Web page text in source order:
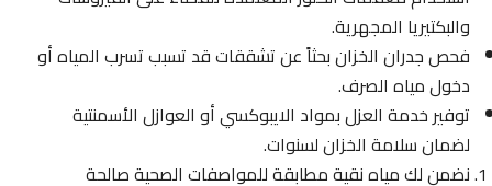
والبكتيريا المجهرية.
فحص جدران الخزان بحثاً عن تشققات قد تسبب تسرب المياه أو
دخول مياه الصرف.
توفير خدمة العزل بمواد الايبوكسي أو العوازل الأسمنتية
لضمان سلامة الخزان لسنوات.
نضمن لك مياه نقية مطابقة للمواصفات الصحية صالحة